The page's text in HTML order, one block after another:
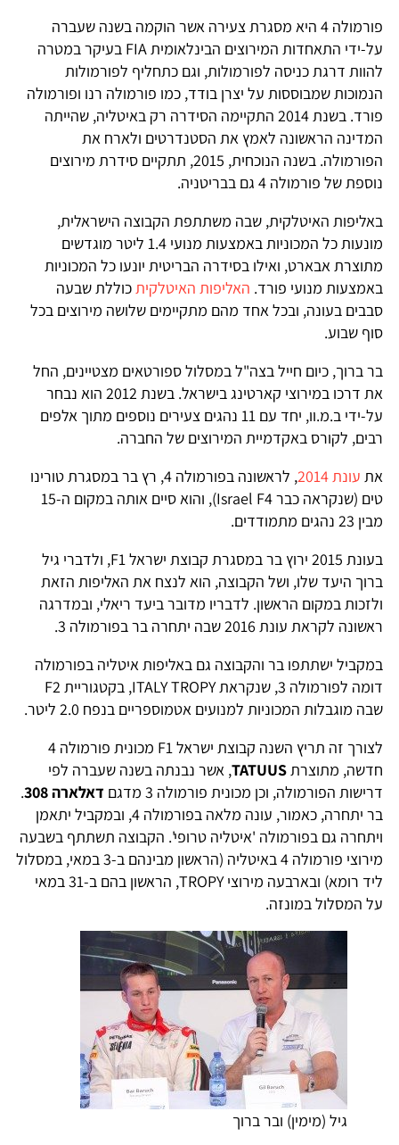
פורמולה 4 היא מסגרת צעירה אשר הוקמה בשנה שעברה
על-ידי התאחדות המירוצים הבינלאומית FIA בעיקר במטרה
להוות דרגת כניסה לפורמולות, וגם כתחליף לפורמולות
הנמוכות שמבוססות על יצרן בודד, כמו פורמולה רנו ופורמולה
פורד. בשנת 2014 התקיימה הסידרה רק באיטליה, שהייתה
המדינה הראשונה לאמץ את הסטנדרטים ולארח את
הפורמולה. בשנה הנוכחית, 2015, תתקיים סידרת מירוצים
נוספת של פורמולה 4 גם בבריטניה.
באליפות האיטלקית, שבה משתתפת הקבוצה הישראלית,
מונעות כל המכוניות באמצעות מנועי 1.4 ליטר מוגדשים
מתוצרת אבארט, ואילו בסידרה הבריטית יונעו כל המכוניות
באמצעות מנועי פורד. האליפות האיטלקיתכוללת שבעה
סבבים בעונה, ובכל אחד מהם מתקיימים שלושה מירוצים בכל
סוף שבוע.
בר ברוך, כיום חייל בצה"ל במסלול ספורטאים מצטיינים, החל
את דרכו במירוצי קארטינג בישראל. בשנת 2012 הוא נבחר
על-ידי ב.מ.וו, יחד עם 11 נהגים צעירים נוספים מתוך אלפים
רבים, לקורס באקדמיית המירוצים של החברה.
את עונת 2014
, לראשונה בפורמולה 4, רץ בר במסגרת טורינו
טים (שנקראה כבר Israel F4), והוא סיים אותה במקום ה-15
מבין 23 נהגים מתמודדים.
בעונת 2015 ירוץ בר במסגרת קבוצת ישראל F1, ולדברי גיל
ברוך היעד שלו, ושל הקבוצה, הוא לנצח את האליפות הזאת
ולזכות במקום הראשון. לדבריו מדובר ביעד ריאלי, ובמדרגה
ראשונה לקראת עונת 2016 שבה יתחרה בר בפורמולה 3.
במקביל ישתתפו בר והקבוצה גם באליפות איטליה בפורמולה
דומה לפורמולה 3, שנקראת ITALY TROPY, בקטגוריית F2
שבה מוגבלות המכוניות למנועים אטמוספריים בנפח 2.0 ליטר.
לצורך זה תריץ השנה קבוצת ישראל F1 מכונית פורמולה 4
חדשה, מתוצרתTATUUS, אשר נבנתה בשנה שעברה לפי
דרישות הפורמולה, וכן מכונית פורמולה 3 מדגם
דאלארה 308
.
בר יתחרה, כאמור, עונה מלאה בפורמולה 4, ובמקביל יתאמן
ויתחרה גם בפורמולה 'איטליה טרופי'. הקבוצה תשתתף בשבעה
מירוצי פורמולה 4 באיטליה (הראשון מבינהם ב-3 במאי, במסלול
ליד רומא) ובארבעה מירוצי TROPY, הראשון בהם ב-31 במאי
על המסלול במונזה.
גיל (מימין) ובר ברוך